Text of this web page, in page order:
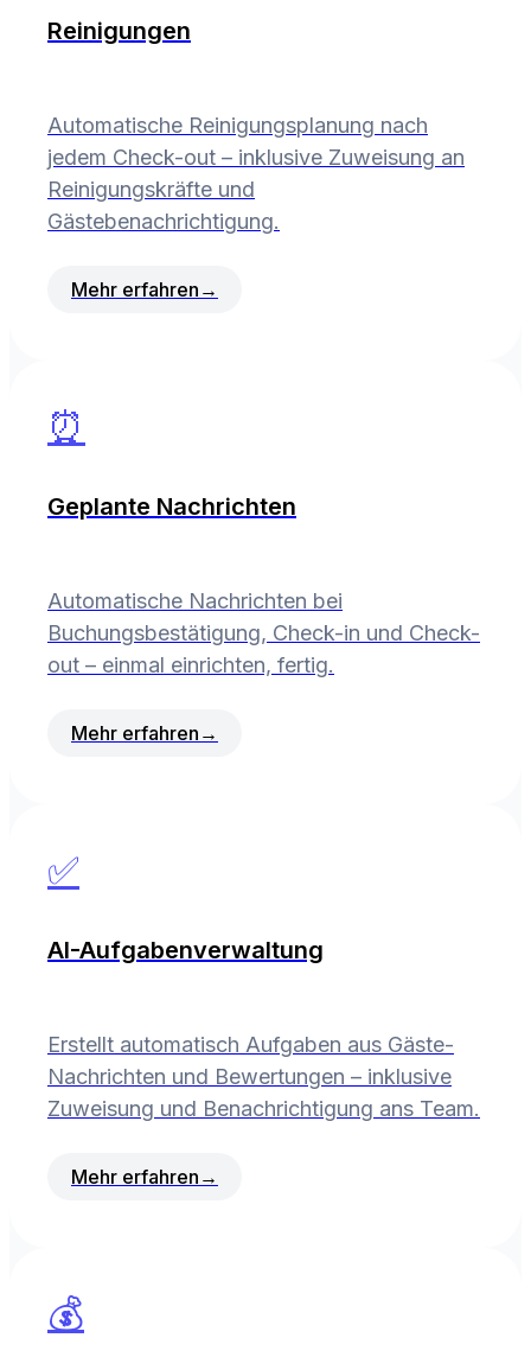
Reinigungen
Automatische Reinigungsplanung nach
jedem Check-out – inklusive Zuweisung an
Reinigungskräfte und
Gästebenachrichtigung.
Mehr erfahren →
⏰
Geplante Nachrichten
Automatische Nachrichten bei
Buchungsbestätigung, Check-in und Check-
out – einmal einrichten, fertig.
Mehr erfahren →
✅
AI-Aufgabenverwaltung
Erstellt automatisch Aufgaben aus Gäste-
Nachrichten und Bewertungen – inklusive
Zuweisung und Benachrichtigung ans Team.
Mehr erfahren →
💰